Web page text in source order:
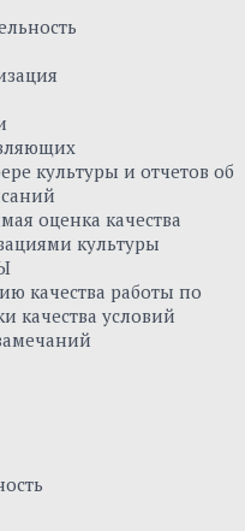
культуры и отчетов об
оценка качества
культуры
качества работы по
качества условий